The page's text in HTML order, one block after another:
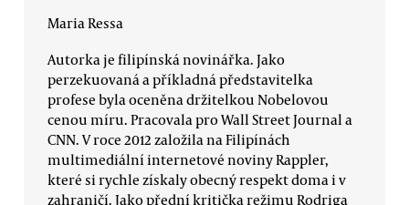
Maria Ressa
Autorka je filipínská novinářka. Jako
perzekuovaná a příkladná představitelka
profese byla oceněna držitelkou Nobelovou
cenou míru. Pracovala pro Wall Street Journal a
CNN. V roce 2012 založila na Filipínách
multimediální internetové noviny Rappler,
které si rychle získaly obecný respekt doma i v
zahraničí. Jako přední kritička režimu Rodriga